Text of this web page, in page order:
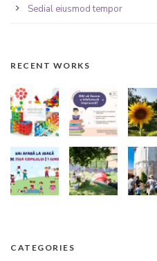
Sedial eiusmod tempor
RECENT WORKS
CATEGORIES